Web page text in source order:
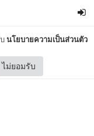
นโยบายความเป็นส่วนตัว
ไม่ยอมรับ